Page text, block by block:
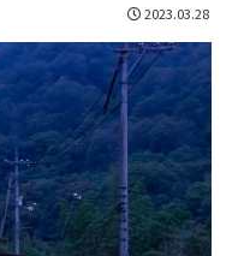
2023.03.28